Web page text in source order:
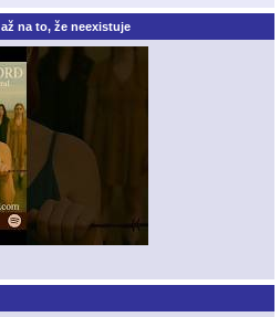
na to, že neexistuje